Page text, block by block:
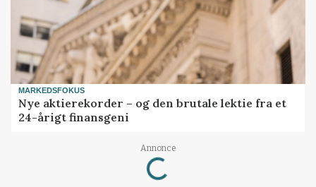
MARKEDSFOKUS
Nye aktierekorder – og den brutale lektie fra et
24-årigt finansgeni
Annonce
Loading...